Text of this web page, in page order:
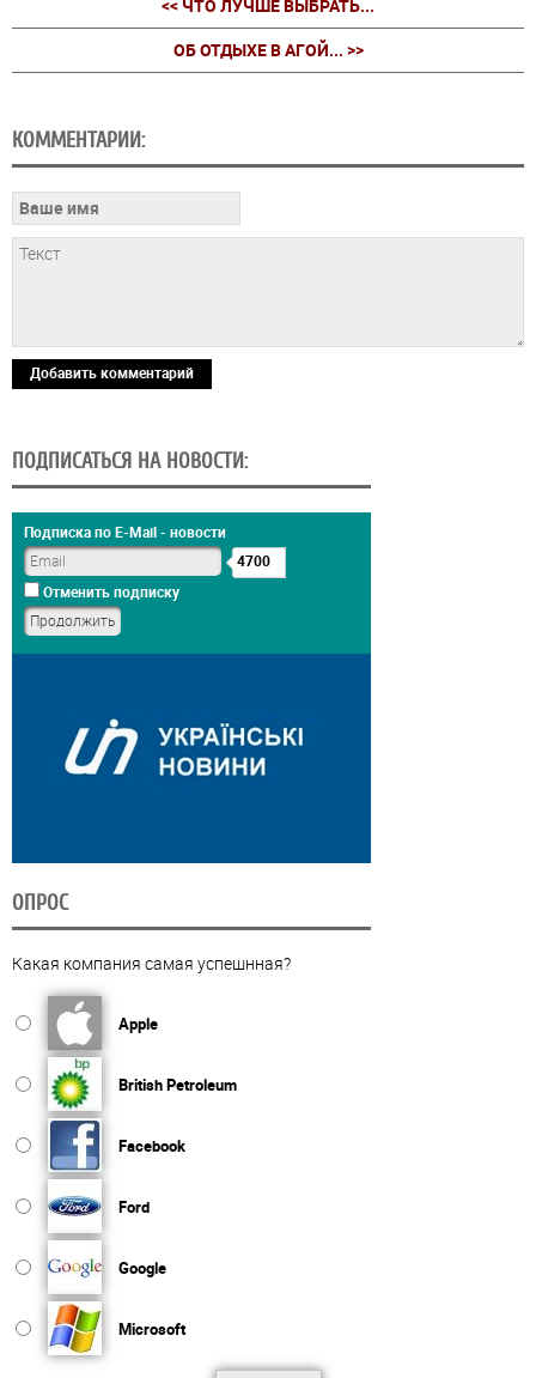
<< ЧТО ЛУЧШЕ ВЫБРАТЬ...
ОБ ОТДЫХЕ В АГОЙ... >>
КОММЕНТАРИИ:
Добавить комментарий
ПОДПИСАТЬСЯ НА НОВОСТИ:
Подписка по E-Mail - новости
4700
Отменить подписку
ОПРОС
Какая компания самая успешнная?
Apple
British Petroleum
Facebook
Ford
Google
Microsoft